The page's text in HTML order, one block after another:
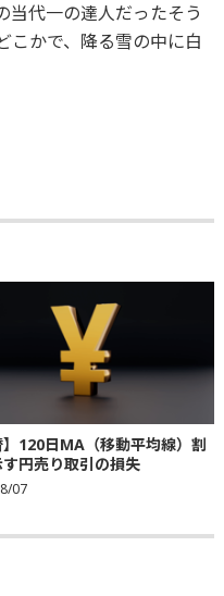
当代一の達人だったそう
こかで、降る雪の中に白
】120日MA（移動平均線）割
円売り取引の損失
07